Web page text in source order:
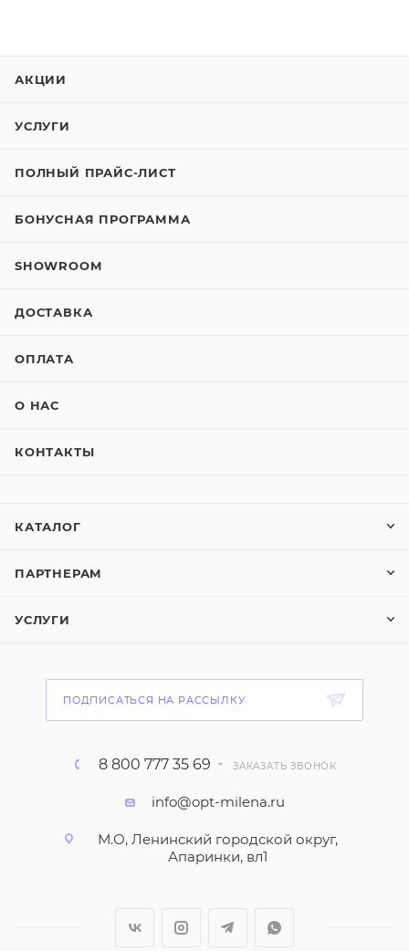
АКЦИИ
УСЛУГИ
ПОЛНЫЙ ПРАЙС-ЛИСТ
БОНУСНАЯ ПРОГРАММА
SHOWROOM
ДОСТАВКА
ОПЛАТА
О НАС
КОНТАКТЫ
КАТАЛОГ
ПАРТНЕРАМ
УСЛУГИ
ПОДПИСАТЬСЯ НА РАССЫЛКУ
8 800 777 35 69 ЗАКАЗАТЬ ЗВОНОК
info@opt-milena.ru
М.О, Ленинский городской округ,
Апаринки, вл1